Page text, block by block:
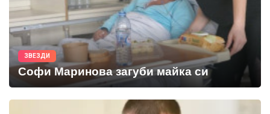
ЗВЕЗДИ
Софи Маринова загуби майка си